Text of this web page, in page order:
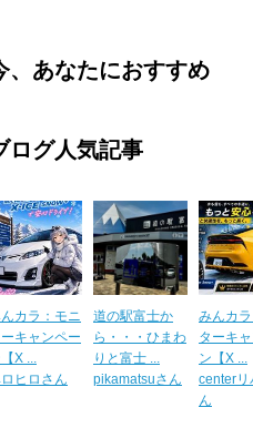
、あなたにおすすめ
ログ人気記事
カラ：モニ
キャンペー
X ...
ヒロさん
道の駅富士か
ら・・・ひまわ
りと富士 ...
pikamatsuさん
みんカ
ターキ
ン【X ...
centerリ
ん